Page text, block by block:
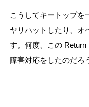
こうしてキートップを
ヤリハットしたり、オ
す。何度、この Return
障害対応をしたのだろ